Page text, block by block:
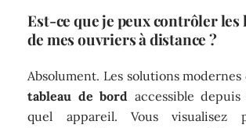
Est-ce que je peux contrôler les
de mes ouvriers à distance ?
Absolument. Les solutions
tableau de bord accessible depuis
quel appareil. Vous visualisez